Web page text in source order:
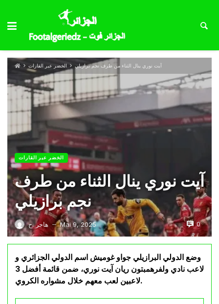
الخضر عبر القارات آيت نوري ينال الثناء من طرف نجم برازيلي
الخضر عبر القارات
آيت نوري ينال الثناء من طرف
نجم برازيلي
هاجر .ح — Mai 9, 2025 0
وضع الدولي البرازيلي جواو غوميش اسم الدولي الجزائري و
لاعب نادي ولفرهمبتون ريان آيت نوري، ضمن قائمة أفضل 3
لاعبين لعب معهم خلال مشواره الكروي.